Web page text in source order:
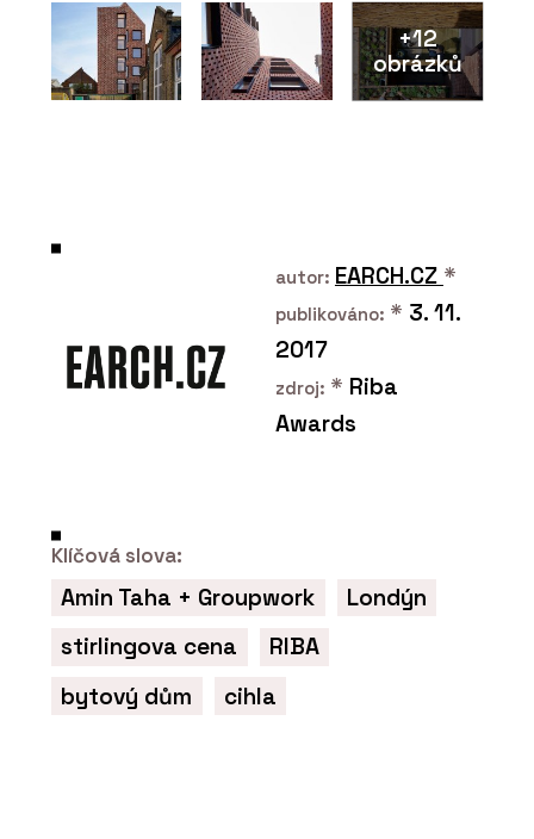
+12
obrázků
autor: EARCH.CZ *
publikováno: * 3. 11.
2017
zdroj: * Riba
Awards
Klíčová slova:
Amin Taha + Groupwork
Londýn
stirlingova cena
RIBA
bytový dům
cihla